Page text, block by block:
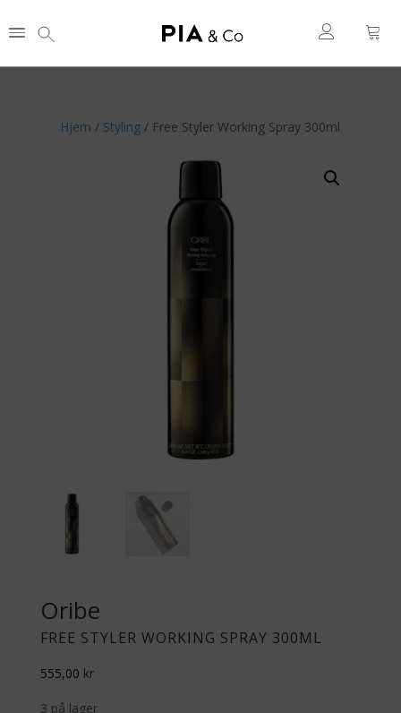
Hjem / Styling / Free Styler Working Spray 300ml
Oribe
FREE STYLER WORKING SPRAY 300ML
555,00 kr
3 på lager